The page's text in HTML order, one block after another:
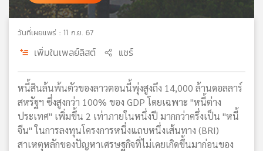
แผนที่
วิทยุ
เครือ
ข่าย
วันที่เผยแพร่ : 11 ก.ย. 67
เพิ่มในเพลย์ลิสต์ แชร์
หนี้สินล้นพ้นตัวของลาวตอนนี้พุ่งสูงถึง 14,000 ล้านดอลลาร์
สหรัฐฯ ซึ่งสูงกว่า 100% ของ GDP โดยเฉพาะ "หนี้ต่าง
ประเทศ" เพิ่มขึ้น 2 เท่าภายในหนึ่งปี มากกว่าครึ่งเป็น "หนี้
จีน" ในการลงทุนโครงการหนึ่งแถบหนึ่งเส้นทาง (BRI)
สาเหตุหลักของปัญหาเศรษฐกิจที่ไม่เคยเกิดขึ้นมาก่อนของ